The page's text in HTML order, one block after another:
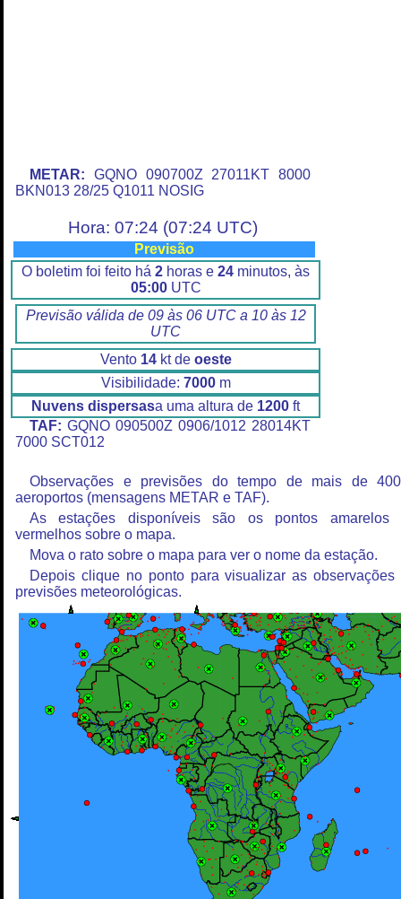
METAR: GQNO 090700Z 27011KT 8000
BKN013 28/25 Q1011 NOSIG
Hora: 07:24 (07:24 UTC)
Previsão
O boletim foi feito há 2 horas e 24 minutos, às
05:00UTC
Previsão válida de 09 às 06 UTC a 10 às 12
UTC
Vento 14kt de oeste
Visibilidade: 7000m
Nuvens dispersasa uma altura de 1200 ft
TAF: GQNO 090500Z 0906/1012 28014KT
7000 SCT012
Observações e previsões do tempo de mais de
aeroportos (mensagens METAR e TAF).
As estações disponíveis são os pontos amarelos
vermelhos sobre o mapa.
Mova o rato sobre o mapa para ver o nome da estação.
Depois clique no ponto para visualizar as observações
previsões meteorológicas.